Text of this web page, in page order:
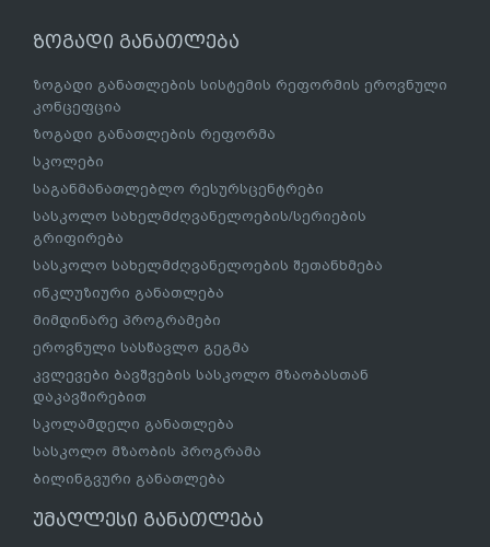
ზოგადი განათლება
ზოგადი განათლების სისტემის რეფორმის ეროვნული
კონცეფცია
ზოგადი განათლების რეფორმა
სკოლები
საგანმანათლებლო რესურსცენტრები
სასკოლო სახელმძღვანელოების/სერიების
გრიფირება
სასკოლო სახელმძღვანელოების შეთანხმება
ინკლუზიური განათლება
მიმდინარე პროგრამები
ეროვნული სასწავლო გეგმა
კვლევები ბავშვების სასკოლო მზაობასთან
დაკავშირებით
სკოლამდელი განათლება
სასკოლო მზაობის პროგრამა
ბილინგვური განათლება
უმაღლესი განათლება